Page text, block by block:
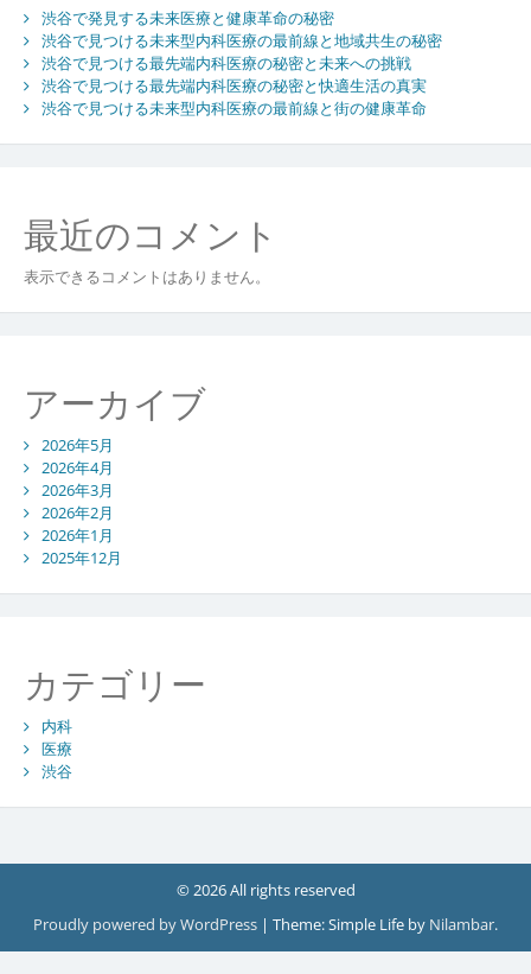
ら
ぐ
内
科
病
院
密
渋谷で発見する未来医療と健康革命の秘密
渋谷で見つける未来型内科医療の最前線と地域共生の秘密
渋谷で見つける最先端内科医療の秘密と未来への挑戦
渋谷で見つける最先端内科医療の秘密と快適生活の真実
渋谷で見つける未来型内科医療の最前線と街の健康革命
最近のコメント
表示できるコメントはありません。
アーカイブ
2026年5月
2026年4月
2026年3月
2026年2月
2026年1月
2025年12月
カテゴリー
内科
医療
渋谷
© 2026 All rights reserved
Proudly powered by WordPress | Theme: Simple Life by Nilambar.